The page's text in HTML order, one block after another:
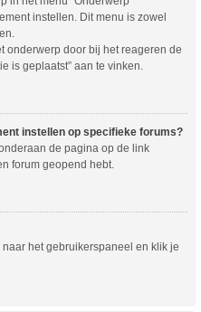
instellen. Dit menu is zowel
onderwerp door bij het reageren de
is geplaatst” aan te vinken.
instellen op specifieke forums?
de pagina op de link
forum geopend hebt.
het gebruikerspaneel en klik je